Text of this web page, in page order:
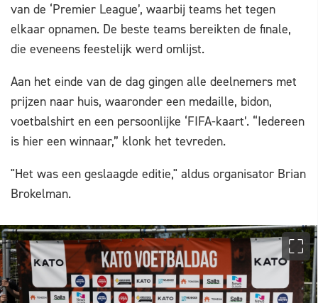
van de ‘Premier League’, waarbij teams het tegen
elkaar opnamen. De beste teams bereikten de finale,
die eveneens feestelijk werd omlijst.
Aan het einde van de dag gingen alle deelnemers met
prijzen naar huis, waaronder een medaille, bidon,
voetbalshirt en een persoonlijke ‘FIFA-kaart’. “Iedereen
is hier een winnaar,” klonk het tevreden.
"Het was een geslaagde editie," aldus organisator Brian
Brokelman.